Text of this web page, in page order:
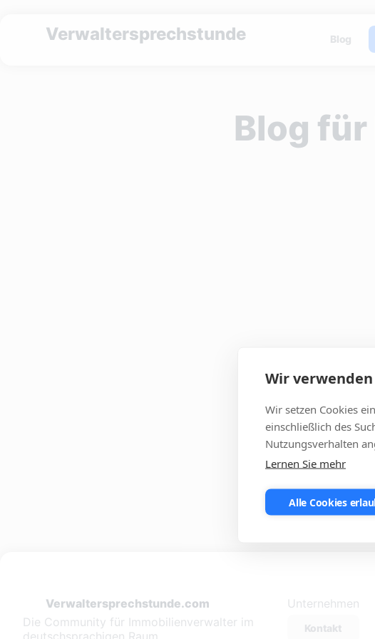
Wir verwenden
Wir setzen Cookies
einschließlich des
Nutzungsverhalten
Lernen Sie mehr
Alle Cookies
Verwaltersprechstunde Blog
Blog
Verwaltersprechstunde.com
Die Community für Immobilienverwalter im
Unternehmen
Kontakt